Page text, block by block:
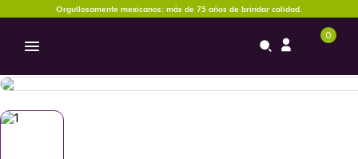
Orgullosamente mexicanos: más de 75 años de brindar calidad.
0